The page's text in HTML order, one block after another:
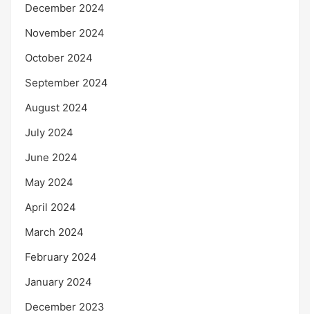
December 2024
November 2024
October 2024
September 2024
August 2024
July 2024
June 2024
May 2024
April 2024
March 2024
February 2024
January 2024
December 2023